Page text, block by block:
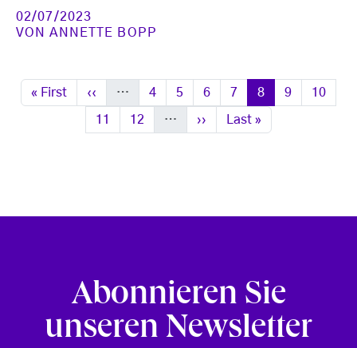
02/07/2023
VONANNETTE BOPP
Seitennummerierung
Erste Seite
« First Vorherige Seite
‹‹ … Seite
4 Seite
5 Seite
6 Seite
7 Seite
8 Seite
9 Seite
10
Seite
11 Seite
12 … Nächste Seite
›› Letzte Seite
Last »
Abonnieren Sie
unseren Newsletter